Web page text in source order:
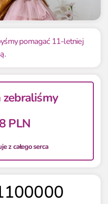
Potrzebujemy
1 100 000 zł
pomagać 11-letniej
PLN
z całego serca